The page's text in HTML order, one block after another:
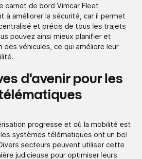
carnet de bord Vimcar Fleet
à améliorer la sécurité, car il permet
et précis de tous les trajets
pouvez ainsi mieux planifier et
véhicules, ce qui améliore leur
d'avenir pour les
progresse et où la mobilité est
systèmes télématiques ont un bel
secteurs peuvent utiliser cette
judicieuse pour optimiser leurs